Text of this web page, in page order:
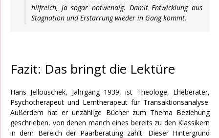
hilfreich, ja sogar notwendig: Damit Entwicklung aus
Stagnation und Erstarrung wieder in Gang kommt.
Fazit: Das bringt die Lektüre
Hans Jellouschek, Jahrgang 1939, ist Theologe, Eheberater,
Psychotherapeut und Lerntherapeut für Transaktionsanalyse.
Außerdem hat er unzählige Bücher zum Thema Beziehung
geschrieben, von denen manch eines bereits zu den Klassikern
in dem Bereich der Paarberatung zählt. Dieser Hintergrund